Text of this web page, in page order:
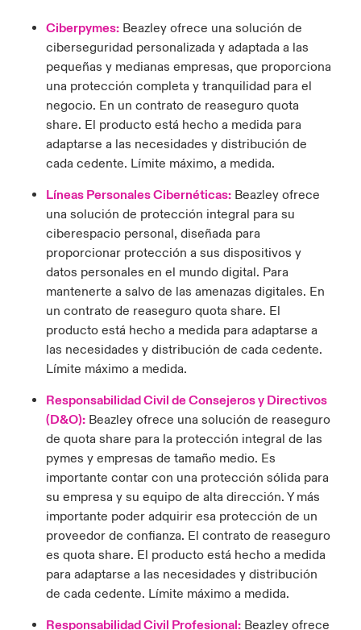
Ciberpymes:Beazley ofrece una solución de
ciberseguridad personalizada y adaptada a las
pequeñas y medianas empresas, que proporciona
una protección completa y tranquilidad para el
negocio. En un contrato de reaseguro quota
share. El producto está hecho a medida para
adaptarse a las necesidades y distribución de
cada cedente. Límite máximo, a medida.
Líneas Personales Cibernéticas:Beazley ofrece
una solución de protección integral para su
ciberespacio personal, diseñada para
proporcionar protección a sus dispositivos y
datos personales en el mundo digital. Para
mantenerte a salvo de las amenazas digitales. En
un contrato de reaseguro quota share. El
producto está hecho a medida para adaptarse a
las necesidades y distribución de cada cedente.
Límite máximo a medida.
Responsabilidad Civil de Consejeros y Directivos
(D&O):Beazley ofrece una solución de reaseguro
de quota share para la protección integral de las
pymes y empresas de tamaño medio. Es
importante contar con una protección sólida para
su empresa y su equipo de alta dirección. Y más
importante poder adquirir esa protección de un
proveedor de confianza. El contrato de reaseguro
es quota share. El producto está hecho a medida
para adaptarse a las necesidades y distribución
de cada cedente. Límite máximo a medida.
Responsabilidad Civil Profesional:Beazley ofrece